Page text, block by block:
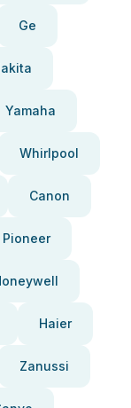
Ge
Yamaha
Whirlpool
Canon
Pioneer
Haier
Zanussi